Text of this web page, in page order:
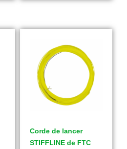
Corde de lancer
STIFFLINE de FTC